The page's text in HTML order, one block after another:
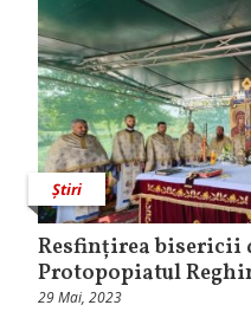
Știri
Resfințirea bisericii
Protopopiatul
29 Mai, 2023